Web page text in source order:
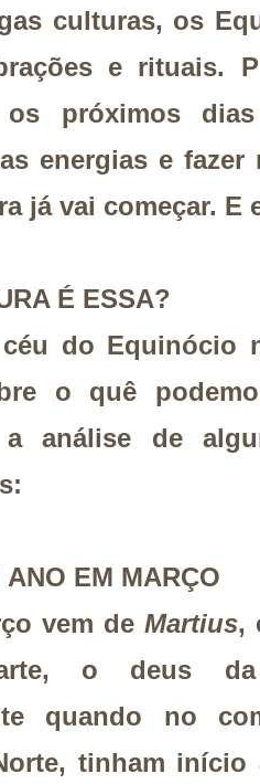
culturas, os
e rituais.
os próximos
energias e
já vai começar. E
É ESSA?
do Equinócio
o quê
análise de
EM MARÇO
vem de Martius,
o deus
quando no
tinham início